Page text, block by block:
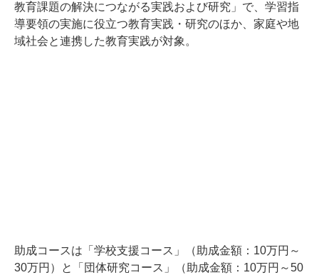
教育課題の解決につながる実践および研究」で、学習指
導要領の実施に役立つ教育実践・研究のほか、家庭や地
域社会と連携した教育実践が対象。
助成コースは「学校支援コース」（助成金額：10万円～
30万円）と「団体研究コース」（助成金額：10万円～50